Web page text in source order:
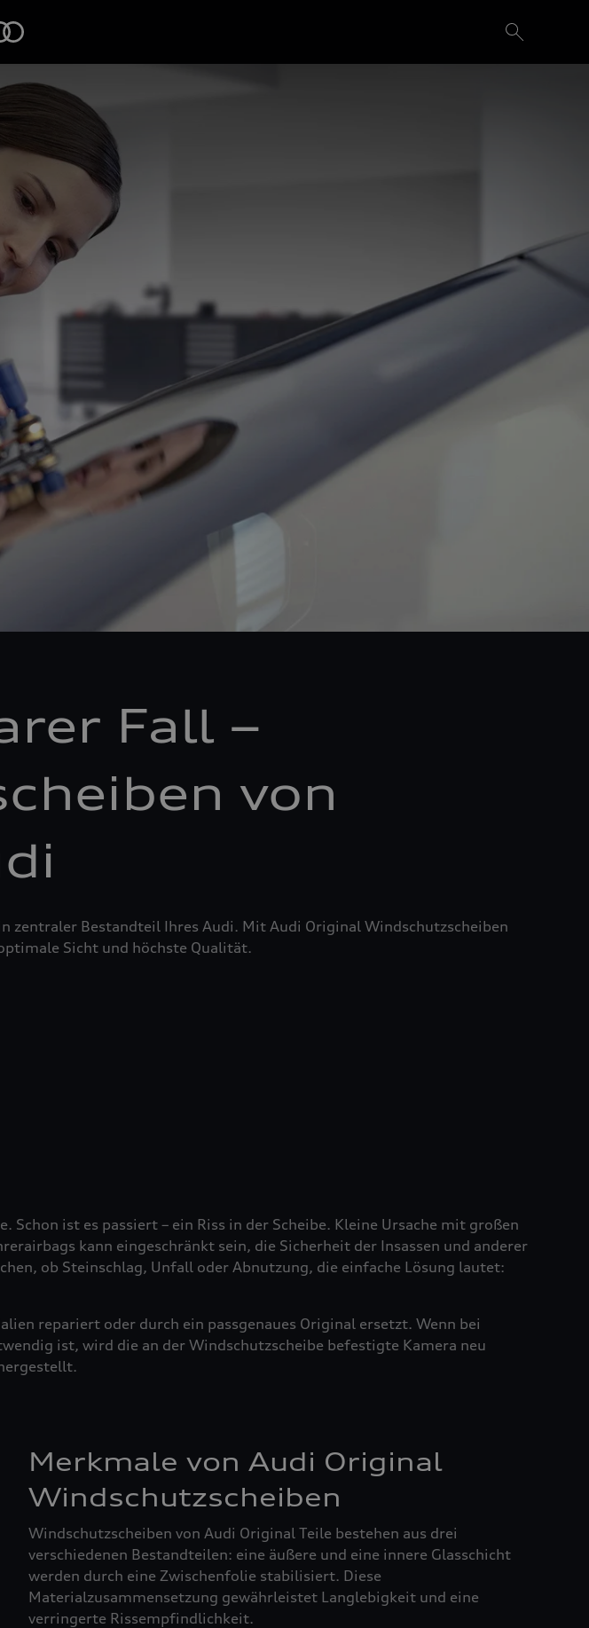
Fall –
von
zentraler Bestandteil Ihres Audi. Mit Audi Original Windschutzscheiben
Sicht und höchste Qualität.
ist es passiert – ein Riss in der Scheibe. Kleine Ursache mit großen
kann eingeschränkt sein, die Sicherheit der Insassen und anderer
ob Steinschlag, Unfall oder Abnutzung, die einfache Lösung lautet:
repariert oder durch ein passgenaues Original ersetzt. Wenn bei
ist, wird die an der Windschutzscheibe befestigte Kamera neu
Merkmale von Audi Original
Windschutzscheiben
Windschutzscheiben von Audi Original Teile bestehen aus drei
verschiedenen Bestandteilen: eine äußere und eine innere Glasschicht
werden durch eine Zwischenfolie stabilisiert. Diese
Materialzusammensetzung gewährleistet Langlebigkeit und eine
verringerte Rissempfindlichkeit.